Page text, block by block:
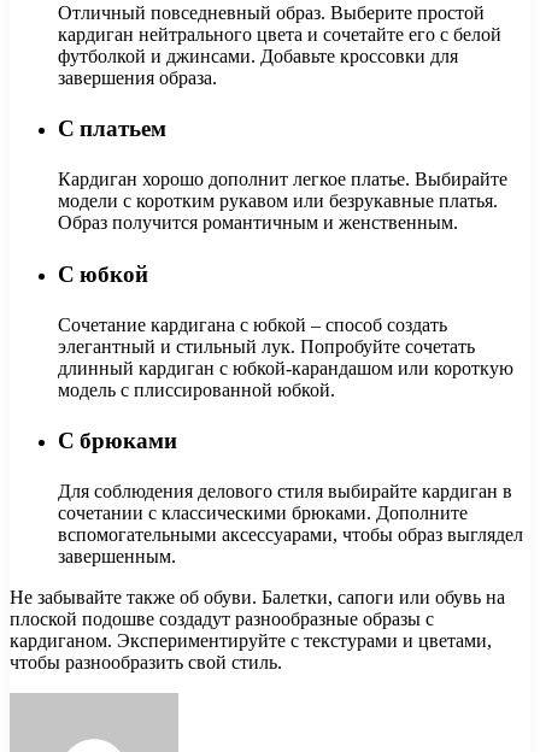
Отличный повседневный образ. Выберите простой
кардиган нейтрального цвета и сочетайте его с белой
футболкой и джинсами. Добавьте кроссовки для
завершения образа.
С платьем
Кардиган хорошо дополнит легкое платье. Выбирайте
модели с коротким рукавом или безрукавные платья.
Образ получится романтичным и женственным.
С юбкой
Сочетание кардигана с юбкой – способ создать
элегантный и стильный лук. Попробуйте сочетать
длинный кардиган с юбкой-карандашом или короткую
модель с плиссированной юбкой.
С брюками
Для соблюдения делового стиля выбирайте кардиган в
сочетании с классическими брюками. Дополните
вспомогательными аксессуарами, чтобы образ выглядел
завершенным.
Не забывайте также об обуви. Балетки, сапоги или обувь на
плоской подошве создадут разнообразные образы с
кардиганом. Экспериментируйте с текстурами и цветами,
чтобы разнообразить свой стиль.